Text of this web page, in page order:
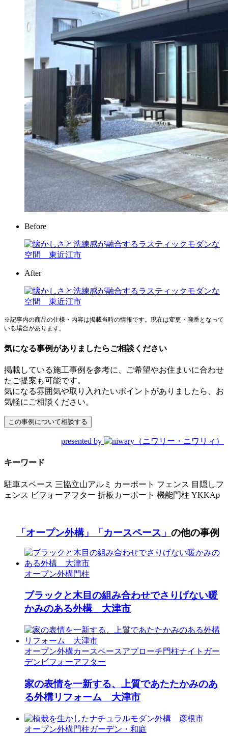
Before
After
※記事内の商品の仕様・内容は掲載当時の情報です。現在は変更・廃番となって
いる場合があります。
気になる事例がありましたらご相談ください
掲載している施工事例を参考に、ご希望やお住まいに合わせ
たご提案も可能です。
気になる雰囲気や取り入れたいポイントがありましたら、お
気軽にご相談ください。
presented by
キーワード
駐車スペース 三協立山アルミ カーポート フェンス 目隠しフ
ェンス ビフォーアフター 折板カーポート 機能門柱 YKKAp
「オープン外構」 「カースペース」 の他の事例
オープン外構門柱
ブラックと木目の組み合わせでさりげない暖
かみのある外構 大津市
オープン外構カースペースアプローチ門柱ナイトガー
デン ビフォーアフター
家の表情を一新する、上質であたたかみのあ
る外構リフォーム 大津市
オープン外構門柱ガーデン・和庭